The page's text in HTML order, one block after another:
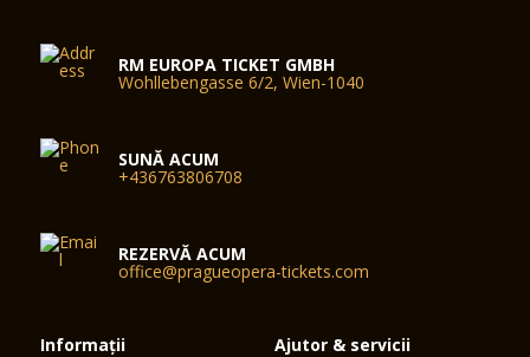
RM EUROPA TICKET GMBH
Wohllebengasse 6/2, Wien-1040
SUNĂ ACUM
+436763806708
REZERVĂ ACUM
office@pragueopera-tickets.com
Informații Ajutor & servicii